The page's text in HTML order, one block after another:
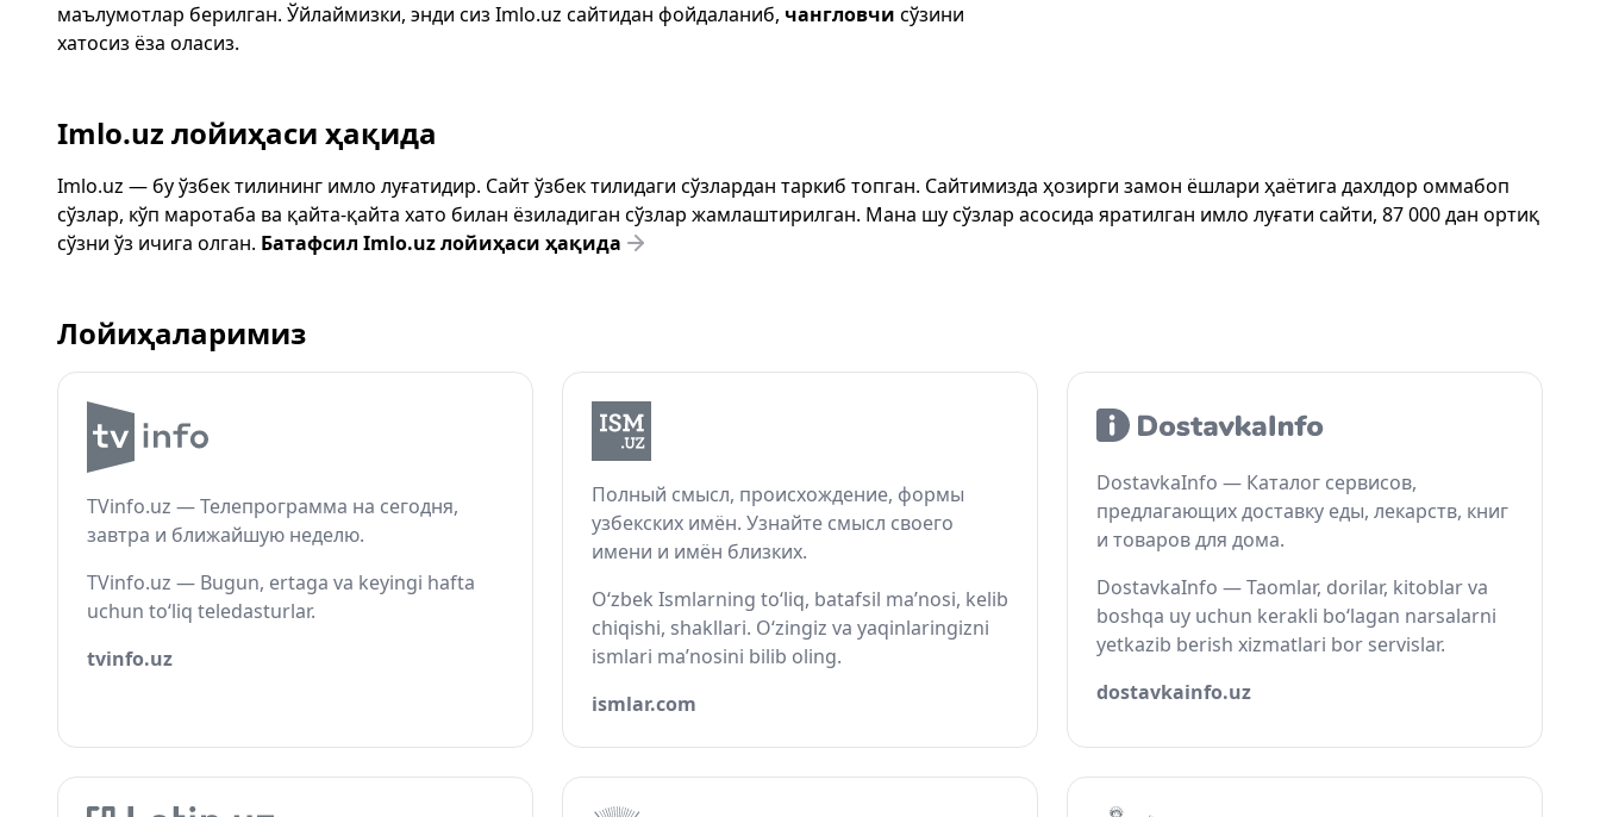
маълумотлар берилган. Ўйлаймизки, энди сиз Imlo.uz сайтидан фойдаланиб, чангловчи сўзини
хатосиз ёза оласиз.
Imlo.uz лойиҳаси ҳақида
Imlo.uz — бу ўзбек тилининг имло луғатидир. Сайт ўзбек тилидаги сўзлардан таркиб топган. Сайтимизда ҳозирги замон ёшлари ҳаётига дахлдор оммабоп
сўзлар, кўп маротаба ва қайта-қайта хато билан ёзиладиган сўзлар жамлаштирилган. Мана шу сўзлар асосида яратилган имло луғати сайти, 87 000 дан ортиқ
сўзни ўз ичига олган. Батафсил Imlo.uz лойиҳаси ҳақида
Лойиҳаларимиз
TVinfo.uz — Телепрограмма на сегодня,
завтра и ближайшую неделю.
TVinfo.uz — Bugun, ertaga va keyingi hafta
uchun to‘liq teledasturlar.
tvinfo.uz
Полный смысл, происхождение, формы
узбекских имён. Узнайте смысл своего
имени и имён близких.
O‘zbek Ismlarning to‘liq, batafsil ma’nosi, kelib
chiqishi, shakllari. O‘zingiz va yaqinlaringizni
ismlari ma’nosini bilib oling.
ismlar.com
DostavkaInfo — Каталог сервисов,
предлагающих доставку еды, лекарств, книг
и товаров для дома.
DostavkaInfo — Taomlar, dorilar, kitoblar va
boshqa uy uchun kerakli bo‘lagan narsalarni
yetkazib berish xizmatlari bor servislar.
dostavkainfo.uz